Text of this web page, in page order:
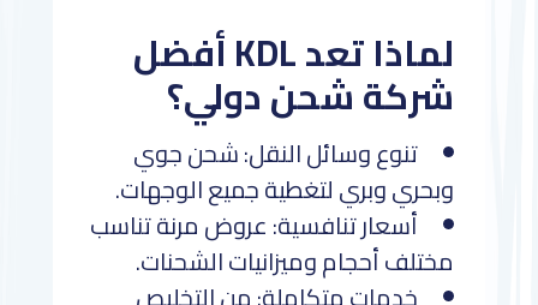
لماذا تعد KDL أفضل
شركة شحن دولي؟
تنوع وسائل النقل: شحن جوي
وبحري وبري لتغطية جميع الوجهات.
أسعار تنافسية: عروض مرنة تناسب
مختلف أحجام وميزانيات الشحنات.